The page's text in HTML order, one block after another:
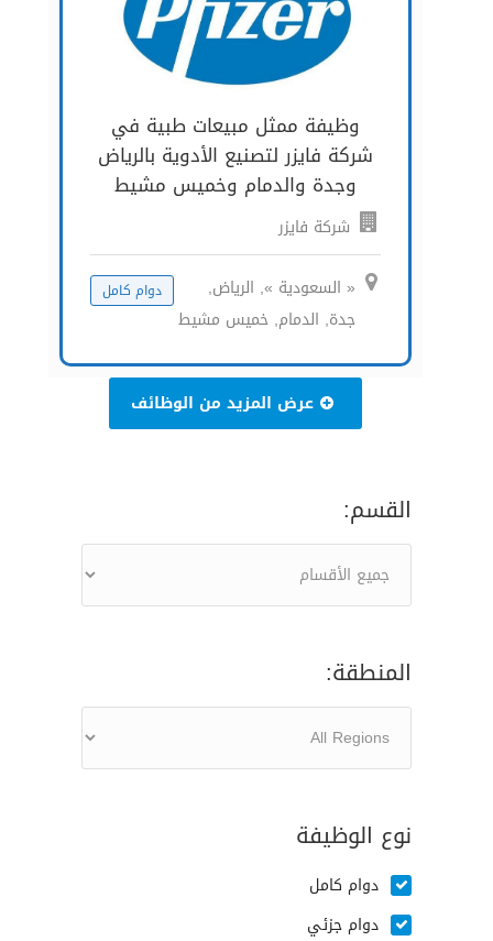
وظيفة ممثل مبيعات طبية في
شركة فايزر لتصنيع الأدوية بالرياض
وجدة والدمام وخميس مشيط
شركة فايزر
« السعودية », الرياض,
جدة, الدمام, خميس مشيط
دوام كامل
عرض المزيد من الوظائف
القسم:
المنطقة:
نوع الوظيفة
دوام كامل
دوام جزئي